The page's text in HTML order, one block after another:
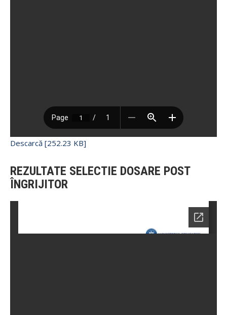
Descarcă [252.23 KB]
REZULTATE SELECTIE DOSARE POST
ÎNGRIJITOR